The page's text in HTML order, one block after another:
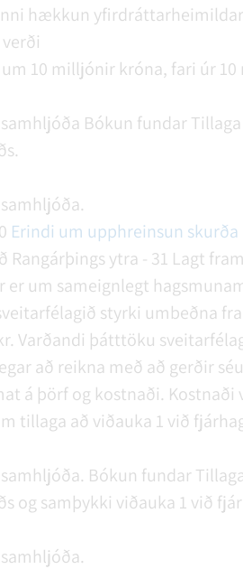
hækkun
10 milljónir króna, fari úr
Bókun fundar
Erindi um upphreinsun skurða
Rangárþings ytra - 31 Lagt
er um sameignlegt
styrki umbeðna
Varðandi þátttöku
að reikna með að gerðir
á þörf og kostnaði.
tillaga að viðauka 1 við
Bókun fundar
og samþykki viðauka 1 við